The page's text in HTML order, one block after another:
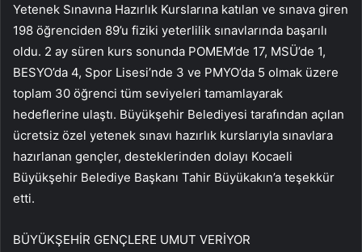
Yetenek Sınavına Hazırlık Kurslarına katılan ve sınava giren
198 öğrenciden 89’u fiziki yeterlilik sınavlarında başarılı
oldu. 2 ay süren kurs sonunda POMEM’de 17, MSÜ’de 1,
BESYO’da 4, Spor Lisesi’nde 3 ve PMYO’da 5 olmak üzere
toplam 30 öğrenci tüm seviyeleri tamamlayarak
hedeflerine ulaştı. Büyükşehir Belediyesi tarafından açılan
ücretsiz özel yetenek sınavı hazırlık kurslarıyla sınavlara
hazırlanan gençler, desteklerinden dolayı Kocaeli
Büyükşehir Belediye Başkanı Tahir Büyükakın’a teşekkür
etti.
BÜYÜKŞEHİR GENÇLERE UMUT VERİYOR